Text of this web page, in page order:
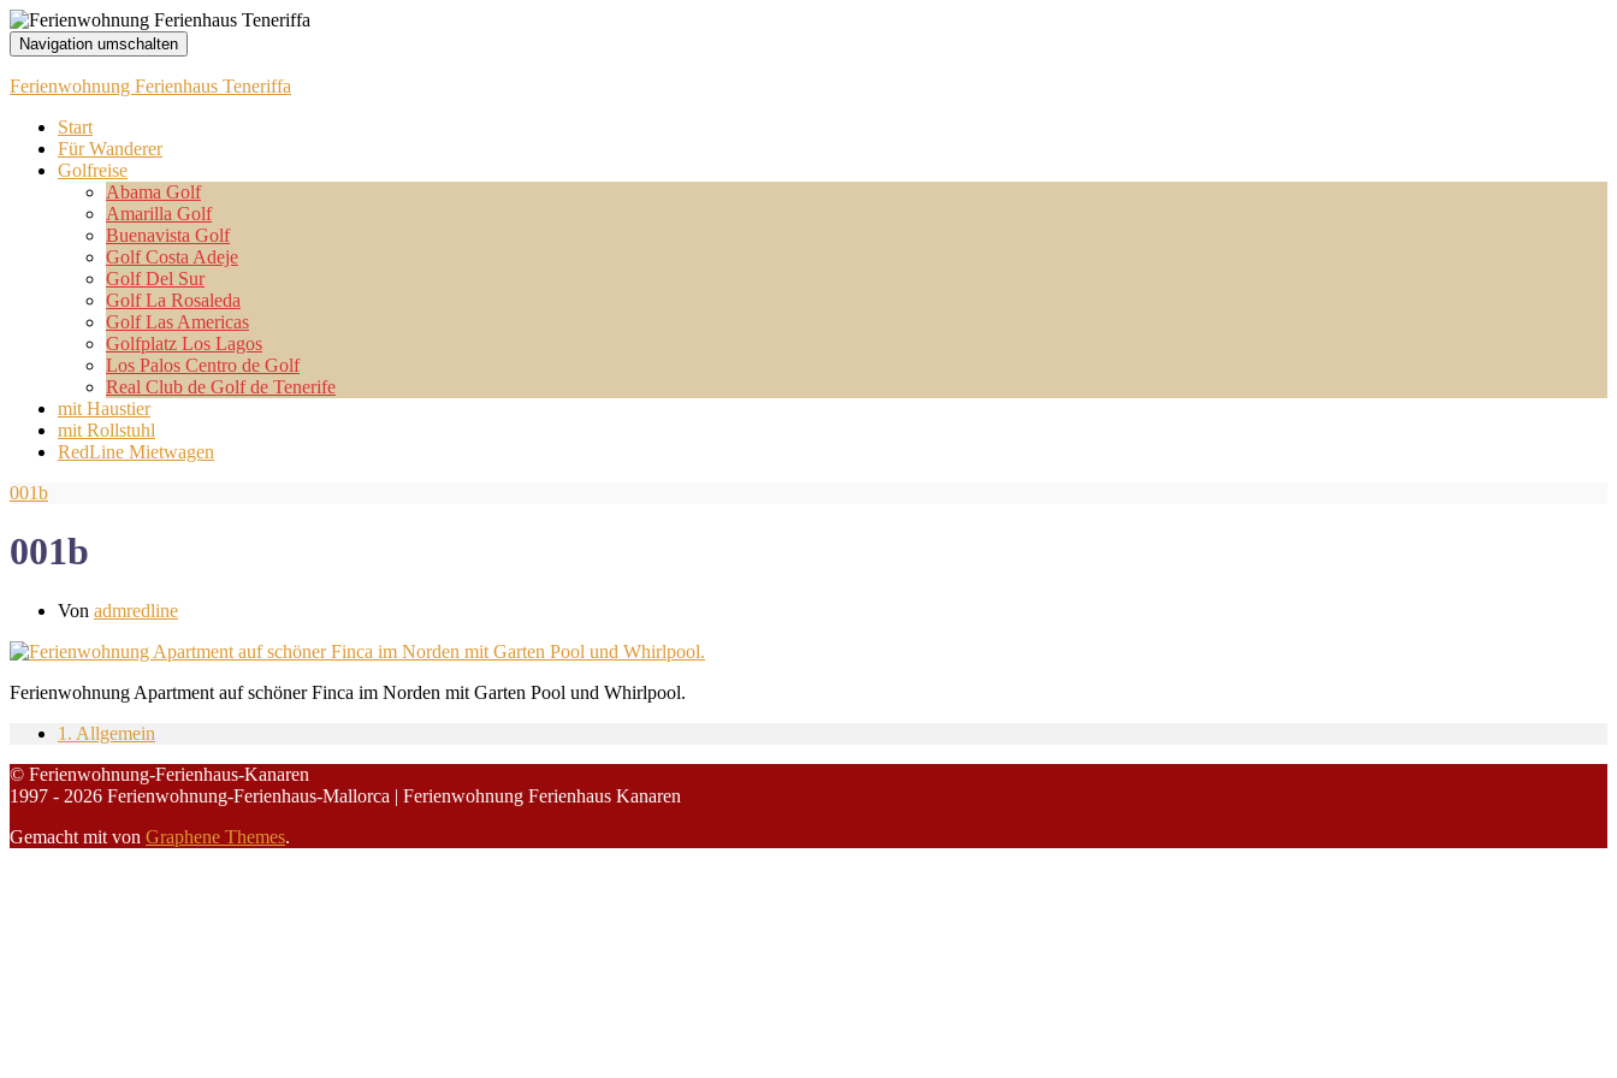
Navigation umschalten
Ferienwohnung Ferienhaus Teneriffa
Start
Für Wanderer
Golfreise
Abama Golf
Amarilla Golf
Buenavista Golf
Golf Costa Adeje
Golf Del Sur
Golf La Rosaleda
Golf Las Americas
Golfplatz Los Lagos
Los Palos Centro de Golf
Real Club de Golf de Tenerife
mit Haustier
mit Rollstuhl
RedLine Mietwagen
001b
001b
Von admredline
Ferienwohnung Apartment auf schöner Finca im Norden mit Garten Pool und Whirlpool.
1. Allgemein
© Ferienwohnung-Ferienhaus-Kanaren
1997 - 2026 Ferienwohnung-Ferienhaus-Mallorca | Ferienwohnung Ferienhaus Kanaren
Gemacht mit von Graphene Themes.